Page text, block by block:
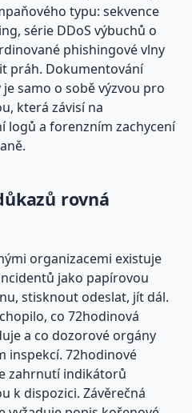
typu: sekvence
série DDoS výbuchů o
phishingové vlny
práh. Dokumentování
samo o sobě výzvou pro
která závisí na
logů a forenzním zachycení
rovná
organizacemi existuje
jako papírovou
stisknout odeslat, jít dál.
co 72hodinová
a co dozorové orgány
inspekcí. 72hodinové
zahrnutí indikátorů
k dispozici. Závěrečná